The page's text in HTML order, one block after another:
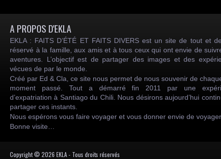
A PROPOS D'EKLA
EKLA : FAITS D’ÉTÉ ET FAITS DIVERS est un site de tout et
réservé à la famille, aux amis et à tous ceux qui ont envie de
aventures. L’objectif est de partager des images et des
vécues de par le monde.
Créé par Ed & Cla, ce site nous permet de nous souvenir de
moment passé. Tout a démarré fin 2011 par une
d’expatriation à Santiago du Chili. Nous désirons aujourd’hui
partager ces instants.
Nous espérons vous faire voyager et vous donner envie de
Bonne visite…
Copyright © 2026 EKLA - Tous droits réservés